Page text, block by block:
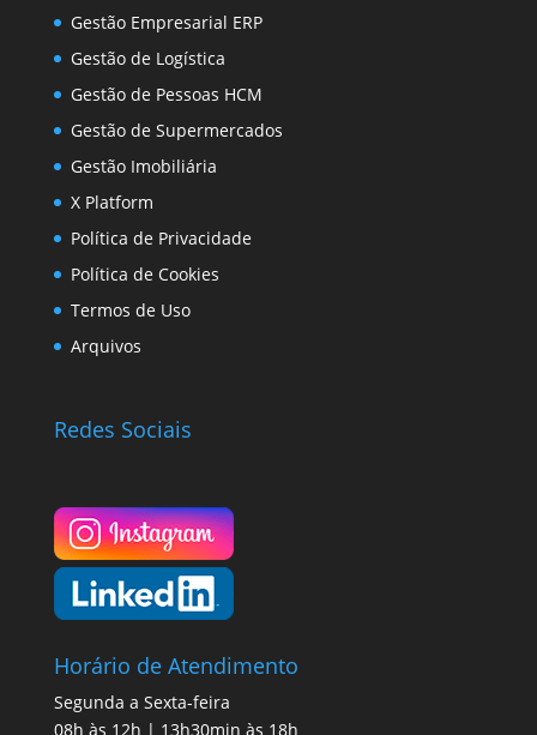
Gestão Empresarial ERP
Gestão de Logística
Gestão de Pessoas HCM
Gestão de Supermercados
Gestão Imobiliária
X Platform
Política de Privacidade
Política de Cookies
Termos de Uso
Arquivos
Redes Sociais
Horário de Atendimento
Segunda a Sexta-feira
08h às 12h | 13h30min às 18h